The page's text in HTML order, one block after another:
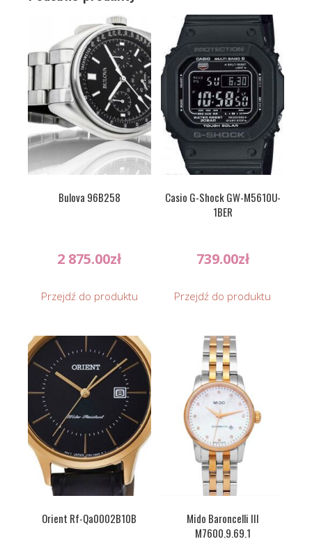
Bulova 96B258
2 875.00zł
Przejdź do produktu
Casio G-Shock GW-M5610U-
1BER
739.00zł
Przejdź do produktu
Orient Rf-Qa0002B10B
Mido Baroncelli III
M7600.9.69.1